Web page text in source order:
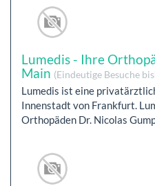
Lumedis - Ihre
Main (Eindeutige Besuche
Lumedis ist eine
Innenstadt von Frankfurt.
Orthopäden Dr. Nicolas